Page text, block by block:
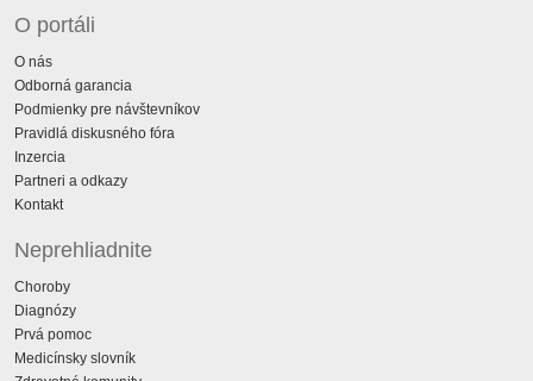
O portáli
O nás
Odborná garancia
Podmienky pre návštevníkov
Pravidlá diskusného fóra
Inzercia
Partneri a odkazy
Kontakt
Neprehliadnite
Choroby
Diagnózy
Prvá pomoc
Medicínsky slovník